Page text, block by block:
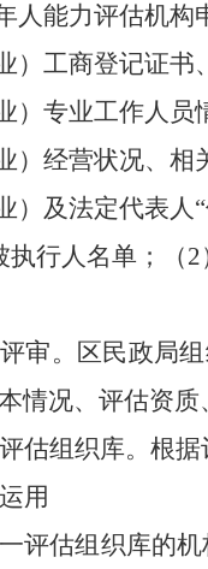
人能力评估机构
）工商登记证书
）专业工作人员
）经营状况、相
）及法定代表人
行人名单；（
评审。区民政局
情况、评估资质
评估组织库。根
用
评估组织库的